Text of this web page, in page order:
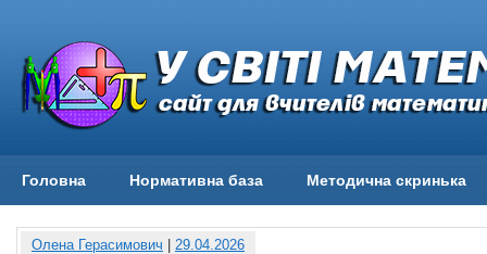
Головна Нормативна база Методична скринька
Олена Герасимович 29.04.2026